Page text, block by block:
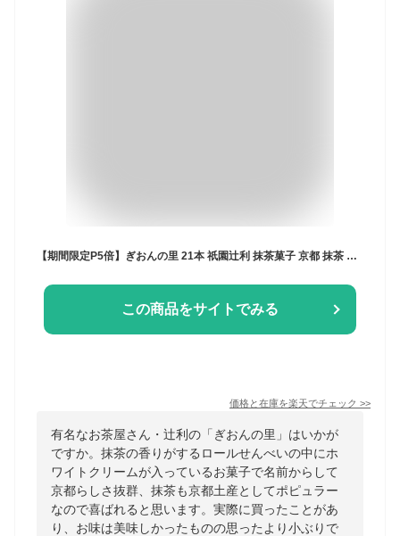
この商品をサイトでみる
価格と在庫を楽天でチェック >>
有名なお茶屋さん・辻利の「ぎおんの里」はいかが
ですか。抹茶の香りがするロールせんべいの中にホ
ワイトクリームが入っているお菓子で名前からして
京都らしさ抜群、抹茶も京都土産としてポピュラー
なので喜ばれると思います。実際に買ったことがあ
り、お味は美味しかったものの思ったより小ぶりで